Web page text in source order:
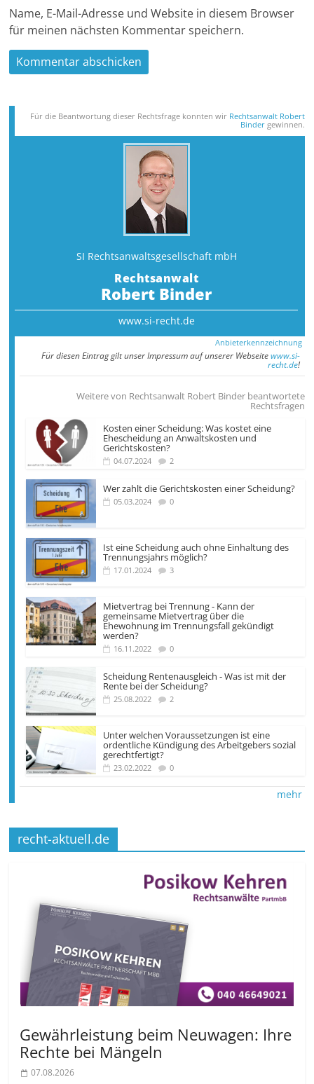
Name, E-Mail-Adresse und Website in diesem Browser
für meinen nächsten Kommentar speichern.
Für die Beantwortung dieser Rechts­frage konnten wir Rechtsanwalt Robert
Bindergewinnen.
SI Rechtsanwalts­gesellschaft mbH
Rechtsanwalt
Robert Binder
www.si-recht.de
Anbieterkennzeichnung
Für diesen Eintrag gilt unser Impressum auf unserer Webseitewww.si-
recht.de!
Weitere von Rechtsanwalt Robert Binder beantwortete
Rechtsfragen
Kosten einer Scheidung: Was kostet eine
Ehescheidung an Anwaltskosten und
Gerichtskosten?
04.07.2024 2
Wer zahlt die Gerichts­kosten einer Scheidung?
05.03.2024 0
Ist eine Scheidung auch ohne Einhaltung des
Trennungsjahrs möglich?
17.01.2024 3
Mietvertrag bei Trennung - Kann der
gemeinsame Miet­vertrag über die
Ehewohnung im Trennungs­fall gekündigt
werden?
16.11.2022 0
Scheidung Rentenausgleich - Was ist mit der
Rente bei der Scheidung?
25.08.2022 2
Unter welchen Voraus­setzungen ist eine
ordentliche Kündigung des Arbeit­gebers sozial
gerechtfertigt?
23.02.2022 0
mehr
recht-aktuell.de
Gewährleistung beim Neuwagen: Ihre
Rechte bei Mängeln
07.08.2026